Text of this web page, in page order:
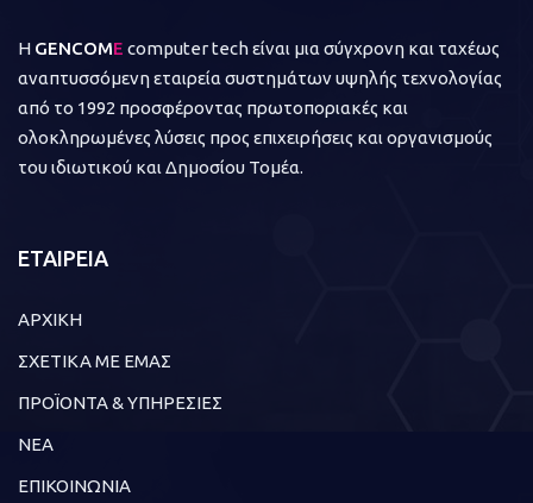
Η GENCOME computer tech είναι μια σύγχρονη και ταχέως
αναπτυσσόμενη εταιρεία συστημάτων υψηλής τεχνολογίας
από το 1992 προσφέροντας πρωτοποριακές και
ολοκληρωμένες λύσεις προς επιχειρήσεις και οργανισμούς
του ιδιωτικού και Δημοσίου Τομέα.
ΕΤΑΙΡΕΙΑ
ΑΡΧΙΚΗ
ΣΧΕΤΙΚΑ ΜΕ ΕΜΑΣ
ΠΡΟΪΟΝΤΑ & ΥΠΗΡΕΣΙΕΣ
ΝΕΑ
ΕΠΙΚΟΙΝΩΝΙΑ